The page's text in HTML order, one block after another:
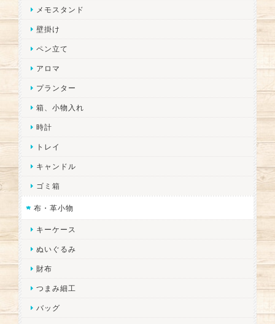
メモスタンド
壁掛け
ペン立て
アロマ
プランター
箱、小物入れ
時計
トレイ
キャンドル
ゴミ箱
布・革小物
キーケース
ぬいぐるみ
財布
つまみ細工
バッグ